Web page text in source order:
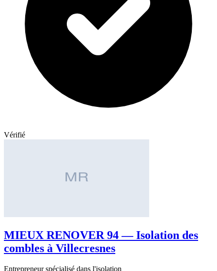
Vérifié
MIEUX RENOVER 94 — Isolation des
combles à Villecresnes
Entrepreneur spécialisé dans l'isolation